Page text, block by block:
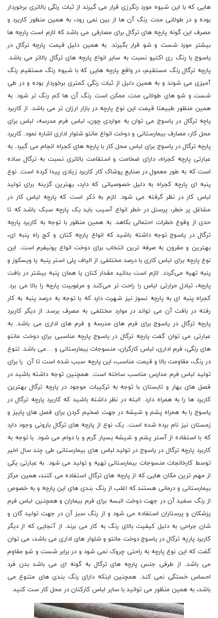
هایی که با این شیوه مورد رنگرزی قرار می ‌گیرند از ثبات رنگی بالاتری برخوردار
بوده و در طولانی مدت رنگ آن ها از بین نمی رود، به همین منظور کاربرد و
مصرف این گونه پارچه های ترگال برای مصارفی می باشد که لازم است پارچه ها
بیشتر مورد شست و شو قرار بگیرند. به همین دلیل قیمت پارچه ترگال در
یاسوج با رنگ ری اکتیو نسبت به سایر انواع پارچه های ترگال بالاتر می باشد.
پارچه ترگال رنگ مستقیم، در واقع پارچه هایی که با شیوه رنگ مستقیم رنگ
آمیزی می شوند و به همین دلیل از ثبات رنگی کمتری برخوردار بوده و در طی
شست و شو های طولانی مدت ممکن است رنگ آن ها کم رنگ تر شود. به
همین منظور طبیعتا قیمت این نوع پارچه در بازار ارزان تر می باشد. از کاربرد
پاچه ترگال در یاسوج می توان به مواردی چون، لباس فرم مدرسه، لباس برای
محل کار، مصارف بیمارستانی و دوخت انواع مانتو شلوار اداری اشاره نمود. کاربرد
پارچه ترگال در یاسوج برای لباس محل کار با پارچه های کجراه انجام می گیرد. به
عبارتی پارچه‌ کجراه، دارای ضخامت و استقامت بالاتری نسبت به ترگال ساده‌
است که به طور معمول در صنایع پوشاک کار کاربرد زیادی پیدا کرده است. نوع
پنبه ‌ای پارچه کجراه به دلیل خصوصیاتی که دارد، بهترین گزینه برای تولید
لباس کار در نظر گرفته می شود. لازم به ذکر است که پارچه لباس کار در
مشاغل پر خطر، پرسنل در خطر انواع آسیب باید یک پارچه سبک باشد که تا
حدی از وقوع خطرات احتمالی بکاهد. به همین منظور با توجه به کاربرد پارچه
ترگال در یاسوج توجه داشته باشید که انواع پارچه کتان و کج راه پنبه ‌ای،
بهترین و مقرون به صرفه ‌ترین انتخاب برای دوخت انواع یونیفرم است. این
نوع پارچه برای لباس کارى با درصد مختلفی از الیاف پلی استر پنبه یا ویسکوز و
پنبه تهیه می‌گردد. لازم است بدانید مقدار کتان یا همان پنبه بیشتر در بافت
پارچه، تبادل حرارتی لباس را راحت ‌تر می‌کند و مرغوبیت پارچه را بالا می ‌برد.
کجراه پنبه ‌ای به پارچه نسوز نیز شهرت دارد که با توجه به درصد پنبه به کار
رفته در بافت آن می ‌تواند در موارد مختلفی به مصرف برسد. از دیگر کاربرد
پارچه ترگال در یاسوج برای فرم های مدرسه و فرم های اداری می باشد. به
عبارتی می توان گفت پارچه ترگال در یاسوج پارچه مناسبی برای دوخت مانتو
های رنگی، فرم اداری، لباس کارگران، منسوجات بیمارستانی و …می ‌باشد. تنوع
در رنگ، مقاومت بالا و قیمت مناسب، این پارچه سبب شده است تا آن را برای
تولید لباس فرم مدارس مناسب ساخته است. همچنین توجه داشته باشید در
فصل های بهار و تابستان با توجه به ترکیبات موجود در پارچه ترگال بهترین
کاربرد ها را به همراه دارد. البته در نظر داشته باشید که کاربرد پارچه ترگال در
یاسوج را به همراه پشم و شیشه در جهت ضخیم کردن برای فصل های پاییز و
زمستان نیز نام برده شده است. یک نوع از پارچه های ترگال بارونی وجود دارد
که با استفاده از آستر پشم و شیشه بسیار گرم و با دوام می شود. با توجه به
کاربرد پارچه ترگال در یاسوج در تولید لباس های بیمارستانی طی چند سال اخیر
توسط کارخانجات منسوجات بیمارستانی تهیه و تولید می شود. به عبارتی یکی
از مهم ترین مکان هایی که از پارچه های ترگال استفاده می کنند، همین مرکز
بیمارستانی و درمانی هستند که اغلب از رنگ بندی های این پارچه و به خصوص
از رنگ سفید آن در جهت دوخت البسه برای فرم بیماران و همچنین لباس فرم
پزشکان و پرستاران استفاده می شود و از رنگ سبز آن در جهت تولید گان و
شان جراحی به دلیل کیفیت بالای رنگ به کار می برند. از آنجایی که از دیگر
کاربرد پارپه ترگال در یاسوج دوخت مانتو و شلوار های اداری می باشد، می توان
گفت که این نوع پارچه به راحتی چروک نمی شود و در برابر شست و شو مقاوم
می باشد. از طرفی جنس پارچه های ترگال به گونه ای می باشد بدن فرد
احساس خستگی نمی کند. همچنین اینکه دارای رنگ بندی های متنوع می
باشد، به همین منظور می توانید با سایر لباس کارکنان در محل کار ست کنید.